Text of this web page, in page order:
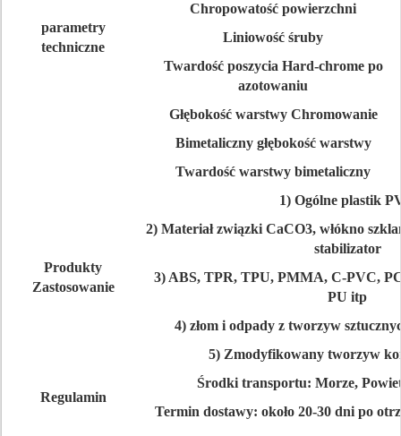
parametry
techniczne
Chropowatość powierzchni
Liniowość śruby
Twardość poszycia Hard-chrome po
azotowaniu
Głębokość warstwy Chromowanie
Bimetaliczny głębokość warstwy
Twardość warstwy bimetaliczny
Produkty
Zastosowanie
1) Ogólne plastik
2) Materiał związki CaCO3, włókno
stabilizator
3) ABS, TPR, TPU, PMMA, C-PVC,
PU itp
4) złom i odpady z tworzyw
5) Zmodyfikowany tworzyw
Regulamin
Środki transportu: Morze,
Termin dostawy: około 20-30 dni po